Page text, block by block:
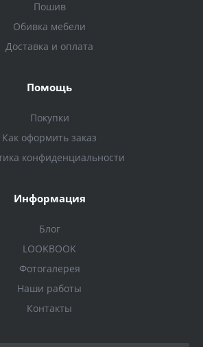
Пошив
Обивка мебели
Доставка и оплата
Помощь
Покупки
Как оформить заказ
конфиденциальности
Информация
Блог
LOOKBOOK
Фотогалерея
Наши работы
Контакты